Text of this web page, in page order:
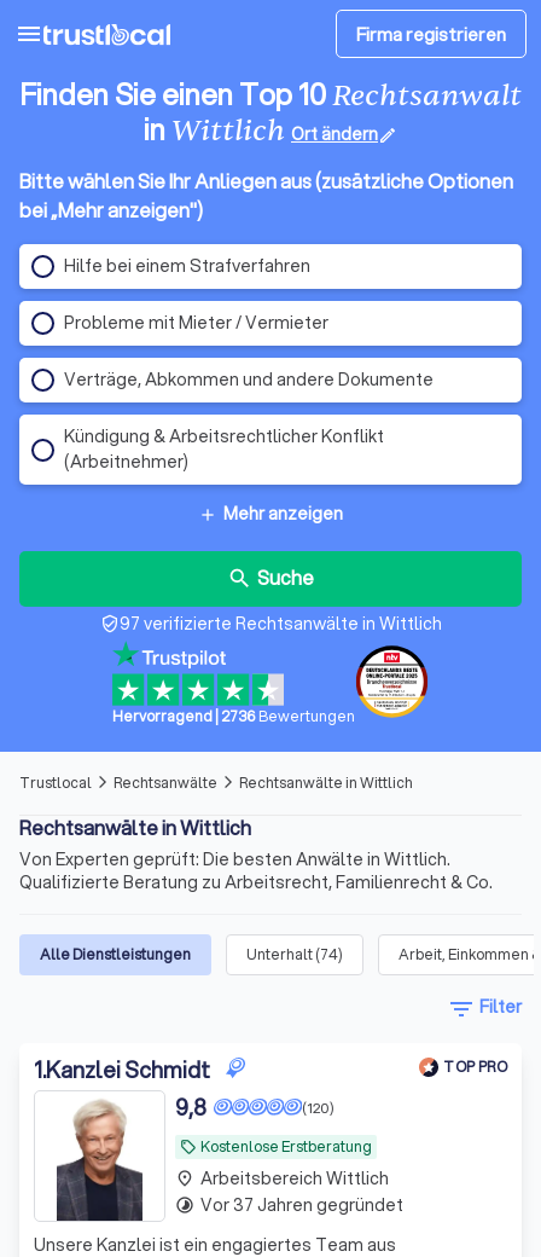
menu Firma registrieren
Finden Sie einen Top 10Rechtsanwalt
in Wittlich Ort ändernedit
Bitte wählen Sie Ihr Anliegen aus (zusätzliche Optionen
bei „Mehr anzeigen")
Hilfe bei einem Strafverfahren
Probleme mit Mieter / Vermieter
Verträge, Abkommen und andere Dokumente
Kündigung & Arbeitsrechtlicher Konflikt
(Arbeitnehmer)
add Mehr anzeigen
search Suche
verified_user97 verifizierte Rechtsanwälte in Wittlich
Hervorragend 2736Bewertungen
Trustlocal arrow_forward_ios Rechtsanwälte arrow_forward_ios Rechtsanwälte in Wittlich
Rechtsanwälte in Wittlich
Von Experten geprüft: Die besten Anwälte in Wittlich.
Qualifizierte Beratung zu Arbeitsrecht, Familienrecht & Co.
Alle Dienstleistungen Unterhalt(74) Arbeit, Einkommen
filter_list Filter
1.Kanzlei Schmidt TOP PRO
local_offer Kostenlose Erstberatung
(120)
9,8
Unsere Kanzlei ist ein engagiertes Team aus
place Arbeitsbereich Wittlich
timelapse Vor 37 Jahren gegründet